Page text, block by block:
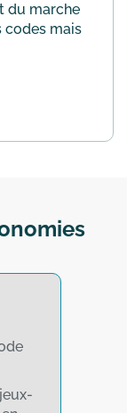
du marche
codes mais